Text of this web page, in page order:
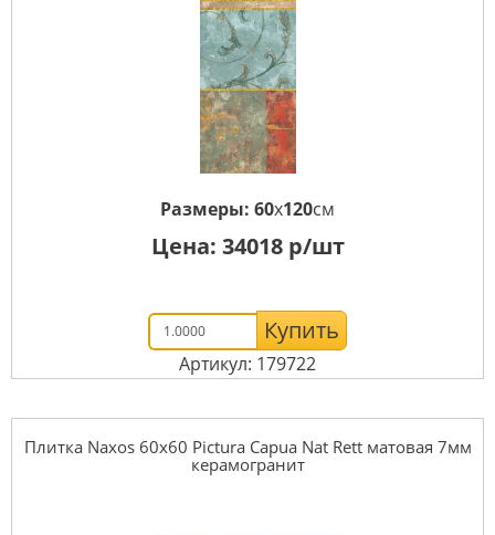
Размеры: 60x120см
Цена: 34018р/шт
Купить
Артикул: 179722
Плитка Naxos 60x60 Pictura Capua Nat Rett матовая 7мм
керамогранит